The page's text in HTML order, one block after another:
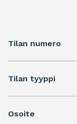
Tilan numero
Tilan tyyppi
Osoite